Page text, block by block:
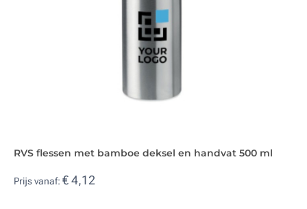
RVS flessen met bamboe deksel en handvat 500 ml
Prijs vanaf: € 4,12